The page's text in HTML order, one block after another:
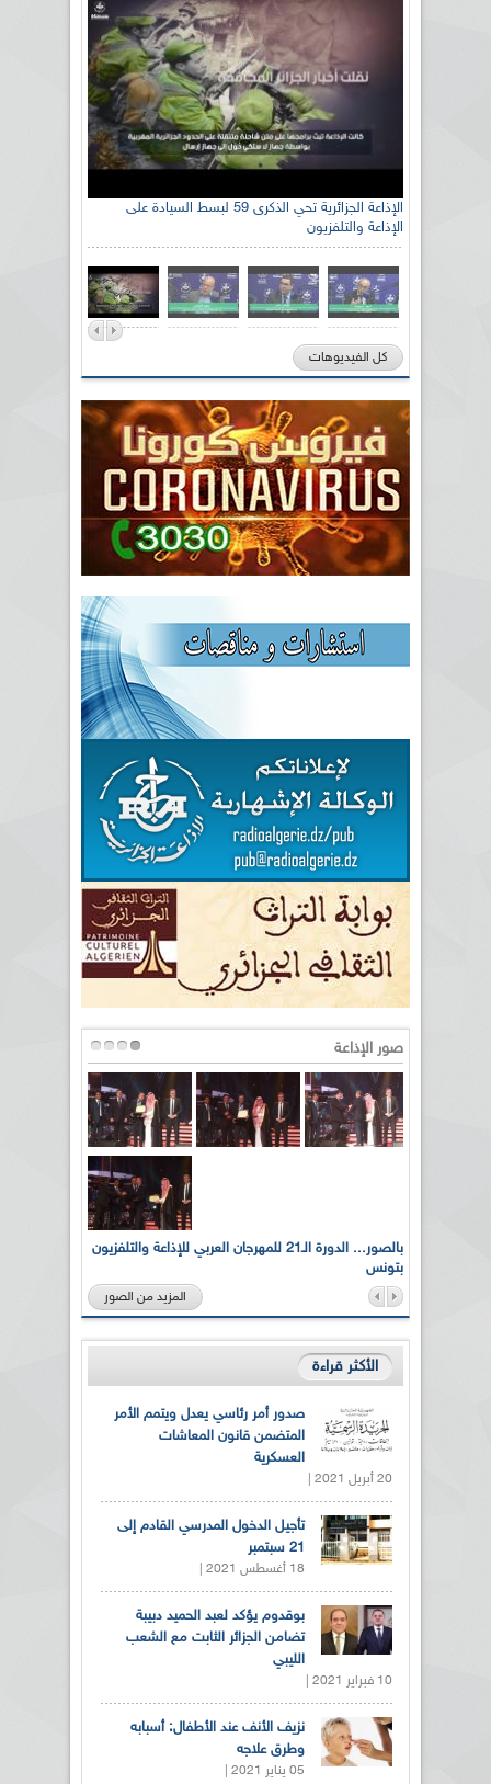
الإذاعة الجزائرية تحي الذكرى 59 لبسط السيادة على
الإذاعة والتلفزيون
كل الفيديوهات
صور الإذاعة
بالصور... الدورة الـ21 للمهرجان العربي للإذاعة والتلفزيون
بتونس
المزيد من الصور
الأكثر قراءة
صدور أمر رئاسي يعدل ويتمم الأمر
المتضمن قانون المعاشات
العسكرية
20 أبريل 2021 |
تأجيل الدخول المدرسي القادم إلى
21 سبتمبر
18 أغسطس 2021 |
بوقدوم يؤكد لعبد الحميد دبيبة
تضامن الجزائر الثابت مع الشعب
الليبي
10 فبراير 2021 |
نزيف الأنف عند الأطفال: أسبابه
وطرق علاجه
05 يناير 2021 |